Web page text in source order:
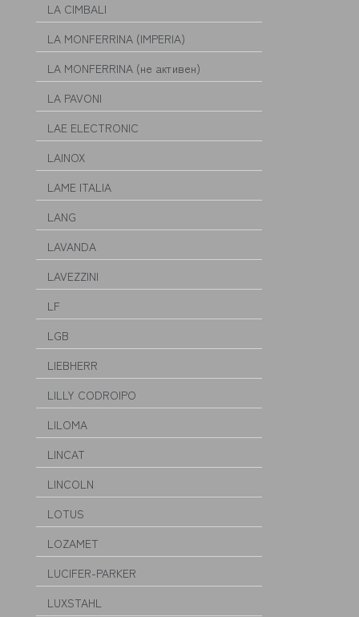
LA CIMBALI
LA MONFERRINA (IMPERIA)
LA MONFERRINA (не активен)
LA PAVONI
LAE ELECTRONIC
LAINOX
LAME ITALIA
LANG
LAVANDA
LAVEZZINI
LF
LGB
LIEBHERR
LILLY CODROIPO
LILOMA
LINCAT
LINCOLN
LOTUS
LOZAMET
LUCIFER-PARKER
LUXSTAHL